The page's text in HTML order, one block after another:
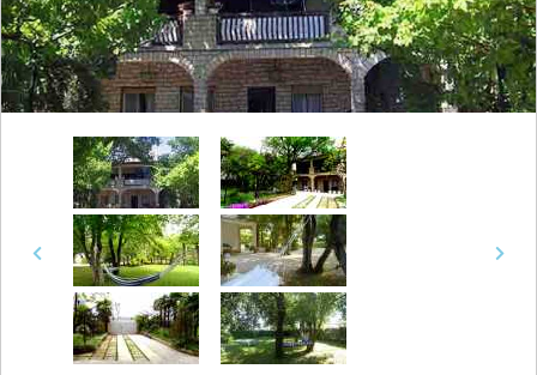
Previous Next